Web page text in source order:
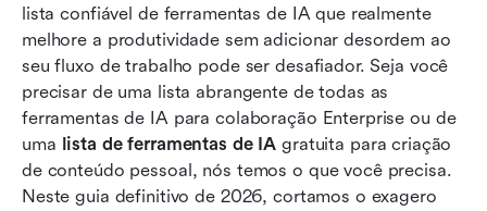
lista confiável de ferramentas de IA que realmente
melhore a produtividade sem adicionar desordem ao
seu fluxo de trabalho pode ser desafiador. Seja você
precisar de uma lista abrangente de todas as
ferramentas de IA para colaboração Enterprise ou de
uma lista de ferramentas de IA gratuita para criação
de conteúdo pessoal, nós temos o que você precisa.
Neste guia definitivo de 2026, cortamos o exagero
Perguntas frequentes
Leitura relacionada